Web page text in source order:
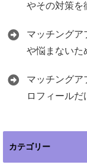
やその対策を
マッチングア
や悩まないた
マッチングア
ロフィールだ
カテゴリー